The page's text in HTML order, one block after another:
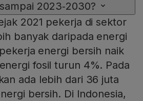
2023‑2030?
2021 pekerja di sektor
banyak daripada energi
energi bersih naik
fosil turun 4%. Pada
ada lebih dari 36 juta
bersih. Di Indonesia,